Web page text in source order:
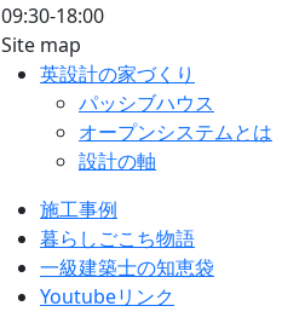
09:30-18:00
Site map
英設計の家づくり
パッシブハウス
オープンシステムとは
設計の軸
施工事例
暮らしごこち物語
一級建築士の知恵袋
Youtubeリンク